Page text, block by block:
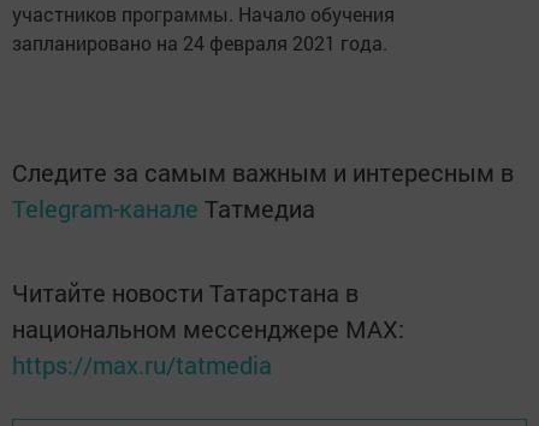
участников программы. Начало обучения
запланировано на 24 февраля 2021 года.
Следите за самым важным и интересным в
Telegram-канале Татмедиа
Читайте новости Татарстана в
национальном мессенджере MАХ:
https://max.ru/tatmedia